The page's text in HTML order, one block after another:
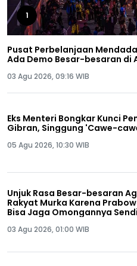
1
Pusat Perbelanjaan
Ada Demo Besar-besaran di
03 Agu 2026, 09:16 WIB
Eks Menteri Bongkar Kunci
Gibran, Singgung 'Cawe-
05 Agu 2026, 10:30 WIB
Unjuk Rasa Besar-besaran
Rakyat Murka Karena
Bisa Jaga Omongannya
03 Agu 2026, 01:00 WIB